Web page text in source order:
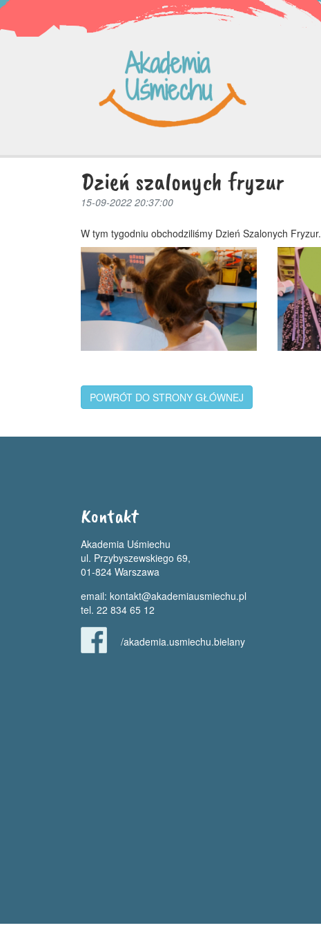
Dzień szalonych fryzur
15-09-2022 20:37:00
W tym tygodniu obchodziliśmy Dzień Szalonych Fryzur.
POWRÓT DO STRONY GŁÓWNEJ
Kontakt
Akademia Uśmiechu
ul. Przybyszewskiego 69,
01-824 Warszawa
email: kontakt@akademiausmiechu.pl
tel. 22 834 65 12
/akademia.usmiechu.bielany